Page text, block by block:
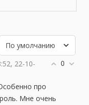
для
вариант для 0
22-10-
про
Мне очень